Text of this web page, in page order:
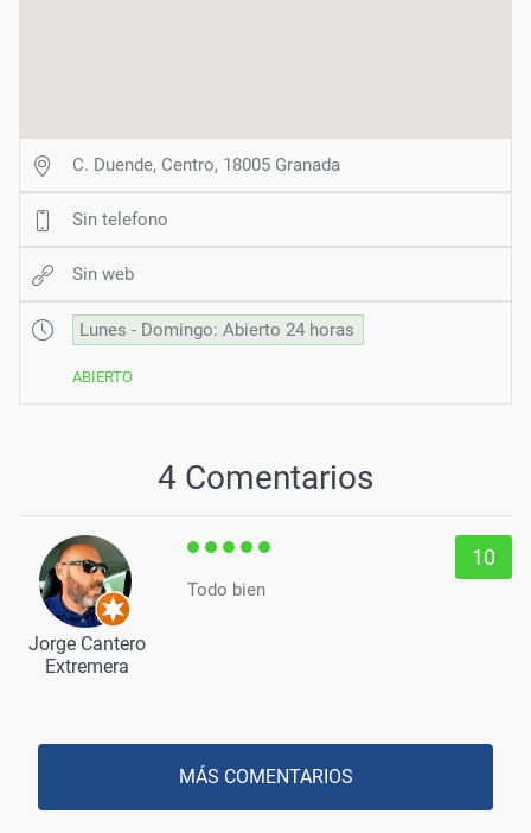
C. Duende, Centro, 18005 Granada
Sin telefono
Sin web
Lunes - Domingo: Abierto 24 horas
ABIERTO
4 Comentarios
Jorge Cantero
Extremera
10
Todo bien
MÁS COMENTARIOS